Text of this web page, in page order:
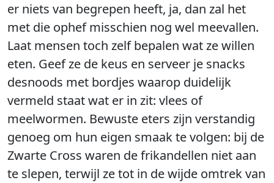
er niets van begrepen heeft, ja, dan zal het
met die ophef misschien nog wel meevallen.
Laat mensen toch zelf bepalen wat ze willen
eten. Geef ze de keus en serveer je snacks
desnoods met bordjes waarop duidelijk
vermeld staat wat er in zit: vlees of
meelwormen. Bewuste eters zijn verstandig
genoeg om hun eigen smaak te volgen: bij de
Zwarte Cross waren de frikandellen niet aan
te slepen, terwijl ze tot in de wijde omtrek van